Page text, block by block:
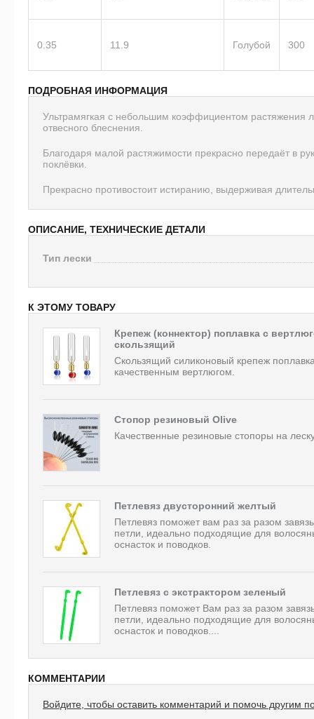
0.35 11.9 Голубой 300
ПОДРОБНАЯ ИНФОРМАЦИЯ
Ультрамягкая с небольшим коэффициентом растяжения
отвесного блеснения.
Благодаря малой растяжимости прекрасно передаёт в
поклёвки.
Прекрасно противостоит истиранию, выдерживая
ОПИСАНИЕ, ТЕХНИЧЕСКИЕ ДЕТАЛИ
Тип лески
К ЭТОМУ ТОВАРУ
Крепеж (коннектор) поплавка с
скользящий
Скользящий силиконовый крепеж
качественным вертлюгом.
Стопор резиновый Olive
Качественные резиновые стопоры на
Петлевяз двусторонний желтый
Петлевяз поможет вам раз за разом
петли, идеально подходящие для
оснасток и поводков.
Петлевяз с экстрактором зеленый
Петлевяз поможет Вам раз за разом
петли, идеально подходящие для
оснасток и поводков....
КОММЕНТАРИИ
Войдите, чтобы оставить комментарий и помочь другим